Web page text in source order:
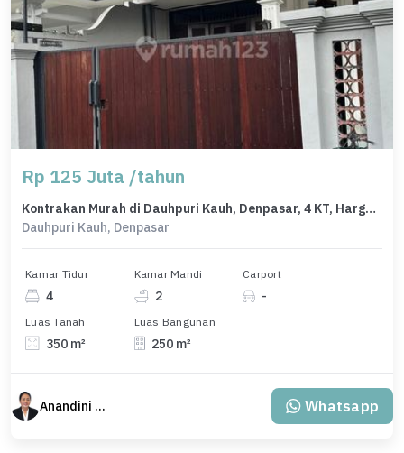
Rp 125 Juta /tahun
Kontrakan Murah di Dauhpuri Kauh, Denpasar, 4 KT, Harga 125 Juta /tahun
Dauhpuri Kauh, Denpasar
Kamar Tidur
4
Kamar Mandi
2
Carport
-
Luas Tanah
350 m²
Luas Bangunan
250 m²
Anandini Property Whatsapp